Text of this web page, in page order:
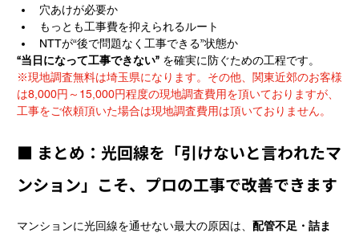
穴あけが必要か
もっとも工事費を抑えられるルート
NTTが“後で問題なく工事できる”状態か
“当日になって工事できない” を確実に防ぐための工程です。
※現地調査無料は埼玉県になります。その他、関東近郊のお客様
は8,000円～15,000円程度の現地調査費用を頂いておりますが、
工事をご依頼頂いた場合は現地調査費用は頂いておりません。
■ まとめ：光回線を「引けないと言われたマ
ンション」こそ、プロの工事で改善できます
マンションに光回線を通せない最大の原因は、配管不足・詰ま